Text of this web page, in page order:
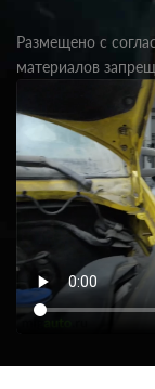
Размещено с
материалов